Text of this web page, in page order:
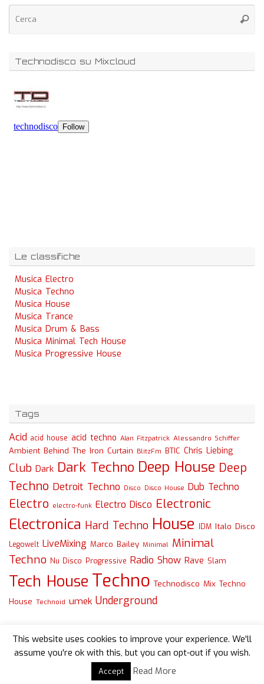
Technodisco su Mixcloud
Le classifiche
Musica Electro
Musica Techno
Musica House
Musica Trance
Musica Drum & Bass
Musica Minimal Tech House
Musica Progressive House
Tags
Acid acid house acid techno Alan Fitzpatrick Alessandro Schiffer
Ambient Behind The Iron Curtain BlitzFm BTIC Chris Liebing
Club Dark Dark Techno Deep House Deep
Techno Detroit Techno Disco Disco House Dub Techno
Electro electro-funk Electro Disco Electronic
Electronica Hard Techno House IDM Italo Disco
Legowelt LiveMixing Marco Bailey Minimal Minimal
Techno Nu Disco Progressive Radio Show Rave Slam
Tech House Techno Technodisco Mix Techno
House Technoid umek Underground
Powered byTempera
This website uses cookies to improve your experience. We'll
assume you're ok with this, but you can opt-out if you wish.
Accept Read More